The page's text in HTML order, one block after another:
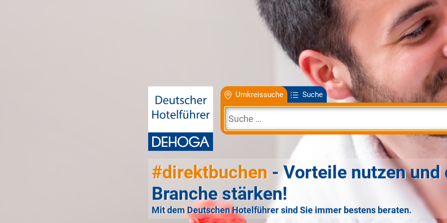
Umkreissuche Suche
#direktbuchen - Vorteile nutzen und
Branche stärken!
Mit dem Deutschen Hotelführer sind Sie immer bestens beraten.